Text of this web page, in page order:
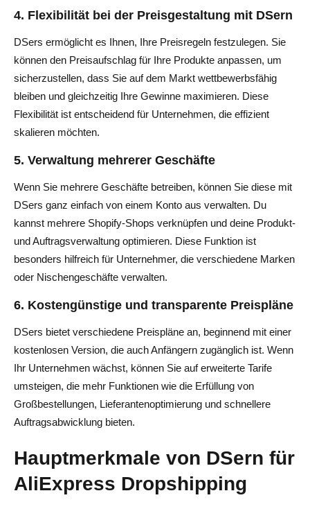
4. Flexibilität bei der Preisgestaltung mit DSern
DSers ermöglicht es Ihnen, Ihre Preisregeln festzulegen. Sie
können den Preisaufschlag für Ihre Produkte anpassen, um
sicherzustellen, dass Sie auf dem Markt wettbewerbsfähig
bleiben und gleichzeitig Ihre Gewinne maximieren. Diese
Flexibilität ist entscheidend für Unternehmen, die effizient
skalieren möchten.
5. Verwaltung mehrerer Geschäfte
Wenn Sie mehrere Geschäfte betreiben, können Sie diese mit
DSers ganz einfach von einem Konto aus verwalten. Du
kannst mehrere Shopify-Shops verknüpfen und deine Produkt-
und Auftragsverwaltung optimieren. Diese Funktion ist
besonders hilfreich für Unternehmer, die verschiedene Marken
oder Nischengeschäfte verwalten.
6. Kostengünstige und transparente Preispläne
DSers bietet verschiedene Preispläne an, beginnend mit einer
kostenlosen Version, die auch Anfängern zugänglich ist. Wenn
Ihr Unternehmen wächst, können Sie auf erweiterte Tarife
umsteigen, die mehr Funktionen wie die Erfüllung von
Großbestellungen, Lieferantenoptimierung und schnellere
Auftragsabwicklung bieten.
Hauptmerkmale von DSern für
AliExpress Dropshipping